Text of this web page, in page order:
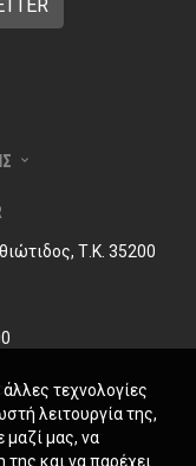
Τ.Κ. 35200
τεχνολογίες
λειτουργία της,
μαζί μας, να
της και να παρέχει